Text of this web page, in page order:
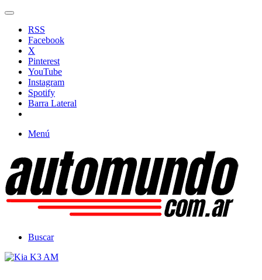
RSS
Facebook
X
Pinterest
YouTube
Instagram
Spotify
Barra Lateral
Menú
Buscar